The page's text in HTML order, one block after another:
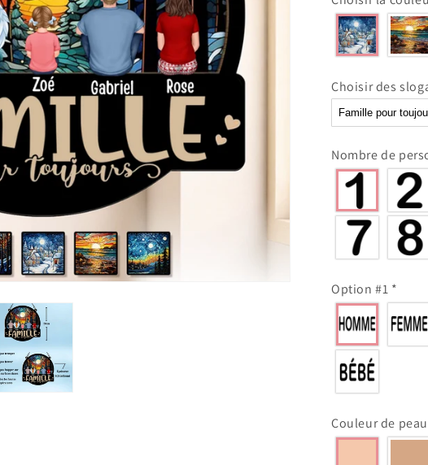
Fenêtre
Attrape-
Famille
pour
toujours
Choisir des
Nombre de
Option #1 *
Couleur de